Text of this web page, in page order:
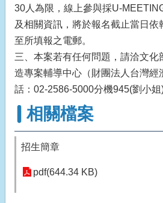
30人為限，線上參與採U-
及相關資訊，將於報名截止當日依
至所填報之電郵。
三、本案若有任何問題，請洽文化
造專案輔導中心（財團法人台灣經
話：02-2586-5000分機945(劉小姐
相關檔案
招生簡章
pdf(644.34 KB)